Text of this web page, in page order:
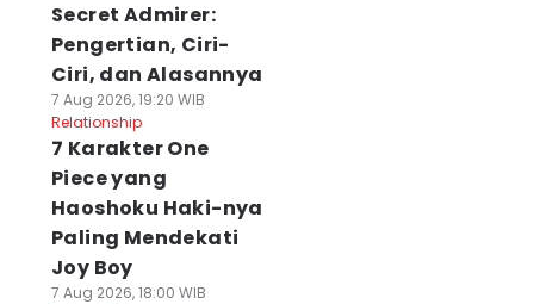
Secret Admirer:
Pengertian, Ciri-
Ciri, dan Alasannya
7 Aug 2026, 19:20 WIB
Relationship
7 Karakter One
Piece yang
Haoshoku Haki-nya
Paling Mendekati
Joy Boy
7 Aug 2026, 18:00 WIB